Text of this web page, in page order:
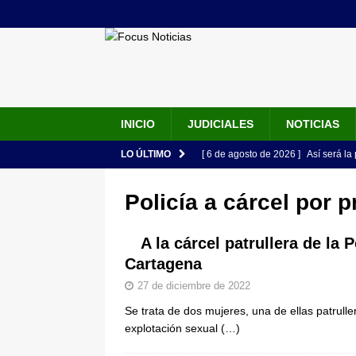
INICIO JUDICIALES NOTICIAS
LO ÚLTIMO [ 6 de agosto de 2026 ] Así será la
[ 6 de agosto de 2026 ] Pacto
una “desobediencia civil” desde el
Espriella: tradición, simbolismo y
ÚLTIMO
Policía a cárcel por
A la cárcel patrullera de la
Cartagena
27 de diciembre de 2022
Se trata de dos mujeres, una de ellas
explotación sexual (…)